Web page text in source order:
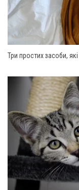
Три простих засоби,